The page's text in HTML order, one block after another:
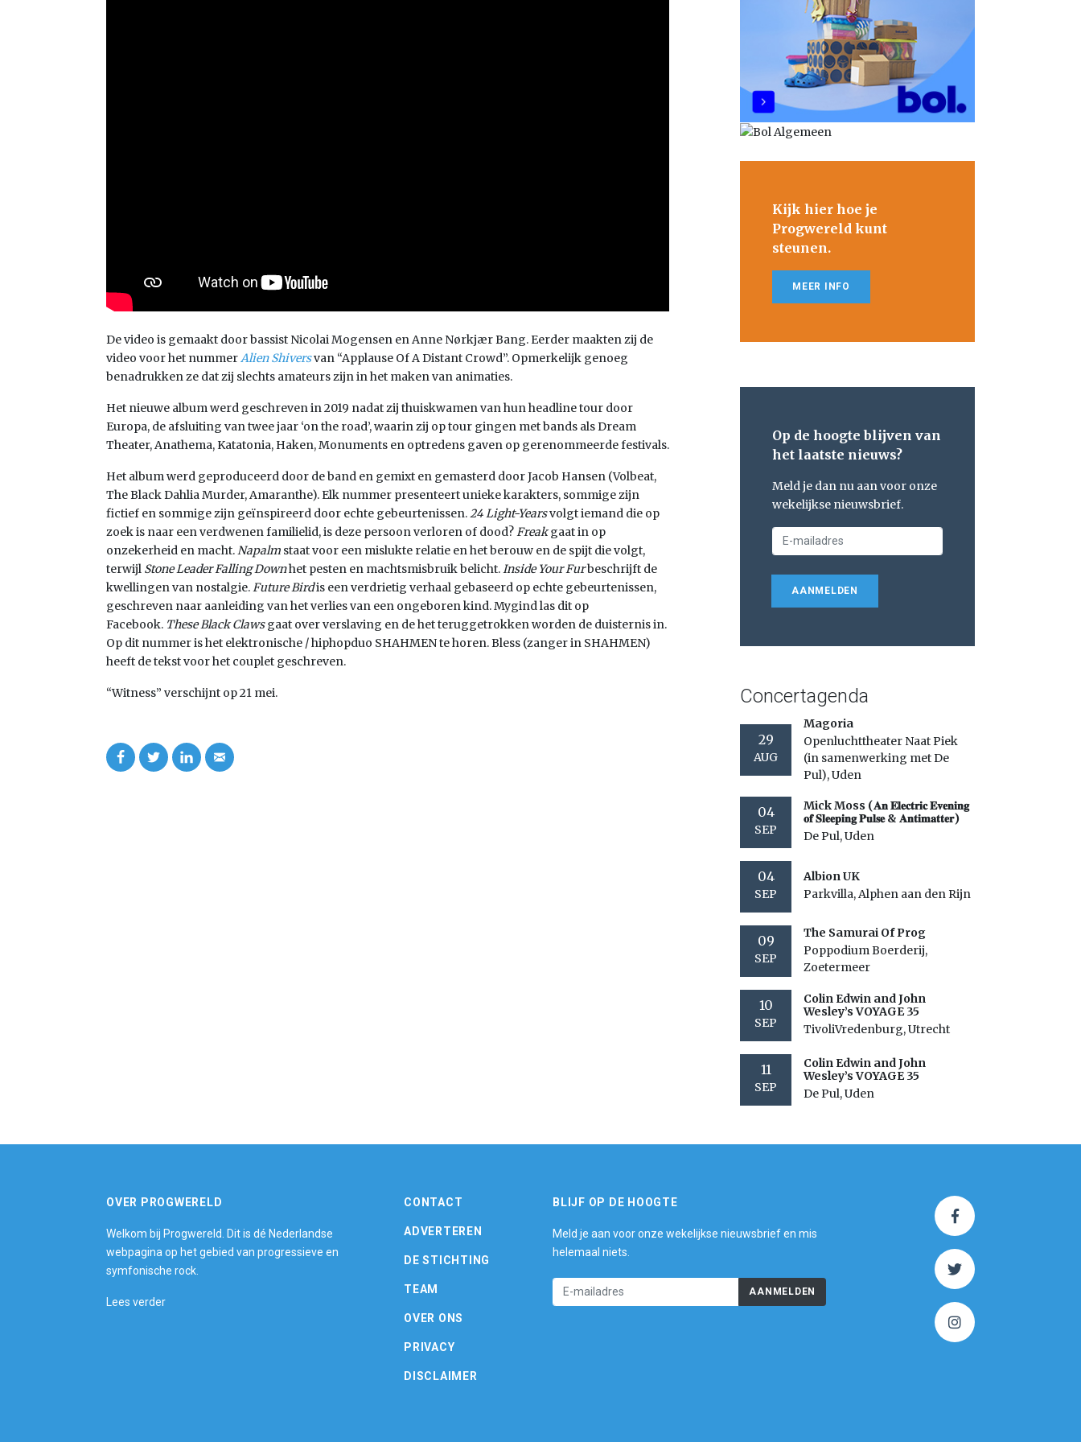
De video is gemaakt door bassist Nicolai Mogensen en Anne Nørkjær Bang. Eerder maakten zij de
video voor het nummerAlien Shiversvan “Applause Of A Distant Crowd”. Opmerkelijk genoeg
benadrukken ze dat zij slechts amateurs zijn in het maken van animaties.
Het nieuwe album werd geschreven in 2019 nadat zij thuiskwamen van hun headline tour door
Europa, de afsluiting van twee jaar ‘on the road’, waarin zij op tour gingen met bands als Dream
Theater, Anathema, Katatonia, Haken, Monuments en optredens gaven op gerenommeerde festivals.
Het album werd geproduceerd door de band en gemixt en gemasterd door Jacob Hansen (Volbeat,
The Black Dahlia Murder, Amaranthe). Elk nummer presenteert unieke karakters, sommige zijn
fictief en sommige zijn geïnspireerd door echte gebeurtenissen.24 Light-Yearsvolgt iemand die op
zoek is naar een verdwenen familielid, is deze persoon verloren of dood?Freakgaat in op
onzekerheid en macht.Napalm staat voor een mislukte relatie en het berouw en de spijt die volgt,
terwijl Stone Leader Falling Downhet pesten en machtsmisbruik belicht.Inside Your Furbeschrijft de
kwellingen van nostalgie.Future Birdis een verdrietig verhaal gebaseerd op echte gebeurtenissen,
geschreven naar aanleiding van het verlies van een ongeboren kind. Mygind las dit op
Facebook. These Black Clawsgaat over verslaving en de het teruggetrokken worden de duisternis in.
Op dit nummer is het elektronische / hiphopduo SHAHMEN te horen. Bless (zanger in SHAHMEN)
heeft de tekst voor het couplet geschreven.
“Witness” verschijnt op 21 mei.
Kijk hier hoe je
Progwereld kunt
steunen.
MEER INFO
Op de hoogte blijven van
het laatste nieuws?
Meld je dan nu aan voor onze
wekelijkse nieuwsbrief.
AANMELDEN
Concertagenda
29
AUG
Magoria
Openluchttheater Naat Piek
(in samenwerking met De
Pul), Uden
04
SEP
Mick Moss (𝐀𝐧 𝐄𝐥𝐞𝐜𝐭𝐫𝐢𝐜 𝐄𝐯𝐞𝐧𝐢𝐧𝐠
𝐨𝐟 𝐒𝐥𝐞𝐞𝐩𝐢𝐧𝐠 𝐏𝐮𝐥𝐬𝐞 & 𝐀𝐧𝐭𝐢𝐦𝐚𝐭𝐭𝐞𝐫)
De Pul, Uden
04
SEP
Albion UK
Parkvilla, Alphen aan den Rijn
09
SEP
The Samurai Of Prog
Poppodium Boerderij,
Zoetermeer
10
SEP
Colin Edwin and John
Wesley’s VOYAGE 35
TivoliVredenburg, Utrecht
11
SEP
Colin Edwin and John
Wesley’s VOYAGE 35
De Pul, Uden
OVER PROGWERELD
Welkom bij Progwereld. Dit is dé Nederlandse
webpagina op het gebied van progressieve en
symfonische rock.
Lees verder
CONTACT
ADVERTEREN
DE STICHTING
TEAM
OVER ONS
PRIVACY
DISCLAIMER
BLIJF OP DE HOOGTE
Meld je aan voor onze wekelijkse nieuwsbrief en mis
helemaal niets.
AANMELDEN